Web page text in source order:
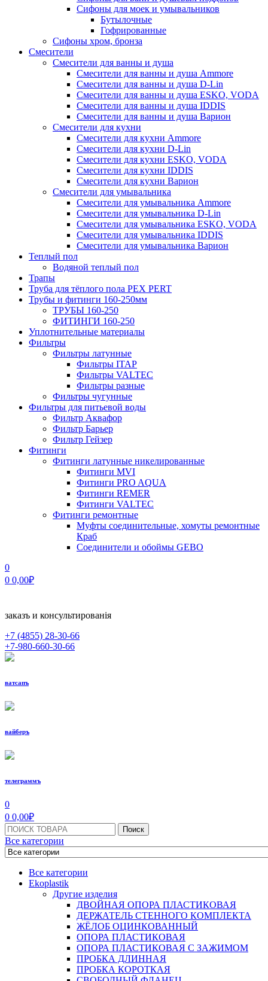
Сифоны для моек и умывальников
Бутылочные
Гофрированные
Сифоны хром, бронза
Смесители
Смесители для ванны и душа
Смесители для ванны и душа Ammore
Смесители для ванны и душа D-Lin
Смесители для ванны и душа ESKO, VODA
Смесители для ванны и душа IDDIS
Смесители для ванны и душа Варион
Смесители для кухни
Смесители для кухни Ammore
Смесители для кухни D-Lin
Смесители для кухни ESKO, VODA
Смесители для кухни IDDIS
Смесители для кухни Варион
Смесители для умывальника
Cмесители для умывальника Ammore
Смесители для умывальника D-Lin
Смесители для умывальника ESKO, VODA
Смесители для умывальника IDDIS
Смесители для умывальника Варион
Теплый пол
Водяной теплый пол
Трапы
Труба для тёплого пола PEX PERT
Трубы и фитинги 160-250мм
ТРУБЫ 160-250
ФИТИНГИ 160-250
Уплотнительные материалы
Фильтры
Фильтры латунные
Фильтры ITAP
Фильтры VALTEC
Фильтры разные
Фильтры чугунные
Фильтры для питьевой воды
Фильтр Аквафор
Фильтр Барьер
Фильтр Гейзер
Фитинги
Фитинги латунные никелированные
Фитинги MVI
Фитинги PRO AQUA
Фитинги REMER
Фитинги VALTEC
Фитинги ремонтные
Муфты соединительные, хомуты ремонтные
Краб
Соединители и обоймы GEBO
0
0 0,00₽
заказъ и консультированiя
+7 (4855) 28-30-66
+7-980-660-30-66
ватсапъ
вайберъ
телеграммъ
МЕНЮ
0
0 0,00₽
Поиск:
Поиск
Все категории
Все категории
Ekoplastik
Другие изделия
ДВОЙНАЯ ОПОРА ПЛАСТИКОВАЯ
ДЕРЖАТЕЛЬ СТЕННОГО КОМПЛЕКТА
ЖЁЛОБ ОЦИНКОВАННЫЙ
ОПОРА ПЛАСТИКОВАЯ
ОПОРА ПЛАСТИКОВАЯ С ЗАЖИМОМ
ПРОБКА ДЛИННАЯ
ПРОБКА КОРОТКАЯ